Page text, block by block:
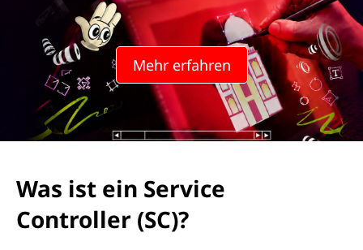
i
Mehr erfahren
Was ist ein Service
Controller (SC)?